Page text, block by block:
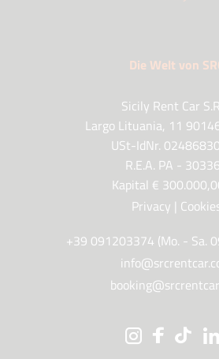
Die Welt von
Sicily Rent Car
Largo Lituania, 11
USt-IdNr.
R.E.A. PA -
Kapital €
Privacy |
+39 091203374 (Mo. - Sa.